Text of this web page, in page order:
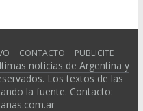
CONTACTO PUBLICITE
noticias de Argentina y
Los textos de las
la fuente. Contacto: